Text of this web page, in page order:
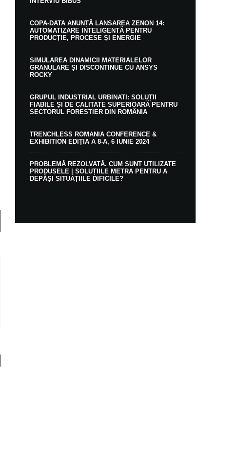
COPA-DATA ANUNȚĂ LANSAREA ZENON 14:
AUTOMATIZARE INTELIGENTĂ PENTRU
PRODUCȚIE, PROCESE ȘI ENERGIE
SIMULAREA DINAMICII MATERIALELOR
GRANULARE ȘI DISCONTINUE CU ANSYS
ROCKY
GRUPUL INDUSTRIAL URBINATI: SOLUȚII
FIABILE ȘI DE CALITATE SUPERIOARĂ PENTRU
SECTORUL FORESTIER DIN ROMÂNIA
TRENCHLESS ROMANIA CONFERENCE &
EXHIBITION EDIȚIA A 8-A, 6 IUNIE 2024
PROBLEMĂ REZOLVATĂ. CUM SUNT UTILIZATE
PRODUSELE | SOLUȚIILE METRA PENTRU A
DEPĂȘI SITUAȚIILE DIFICILE?